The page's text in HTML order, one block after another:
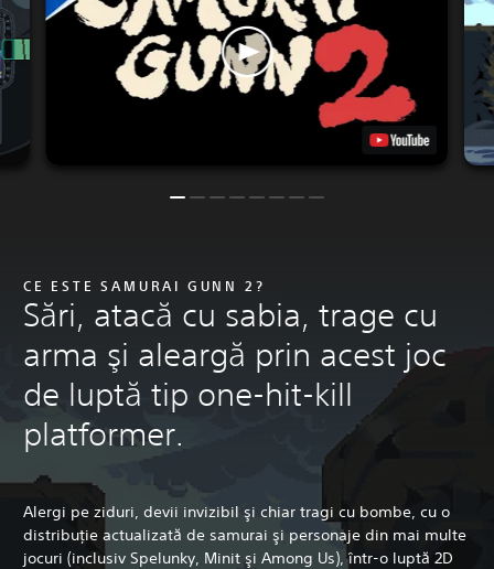
CE ESTE SAMURAI GUNN 2?
Sări, atacă cu sabia, trage cu
arma şi aleargă prin acest joc
de luptă tip one-hit-kill
platformer.
Alergi pe ziduri, devii invizibil şi chiar tragi cu bombe, cu o
distribuţie actualizată de samurai şi personaje din mai multe
jocuri (inclusiv Spelunky, Minit şi Among Us), într-o luptă 2D